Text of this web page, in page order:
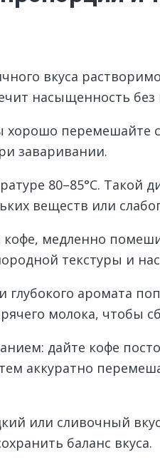
вкуса
насыщенность
хорошо перемешайте
заваривании.
80–85°C. Такой
веществ или
кофе, медленно
текстуры и
глубокого аромата
молока, чтобы
дайте кофе
аккуратно
или сливочный
баланс вкуса.